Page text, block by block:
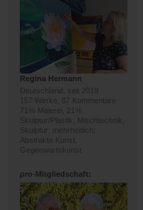
Regina Hermann
Deutschland, seit 2019
157 Werke, 87 Kommentare
71% Malerei, 21%
Skulptur/Plastik; Mischtechnik,
Skulptur; mehrheitlich:
Abstrakte Kunst,
Gegenwartskunst
pro-Mitgliedschaft: